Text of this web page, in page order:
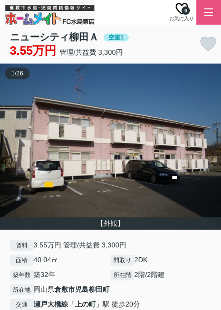
お気に入り
0
ニューシティ柳田Ａ 空室1
3.55万円 管理/共益費 3,300円
【外観】
1/26
賃料 3.55万円 管理/共益費 3,300円
面積 40.04㎡ 間取り 2DK
築年数 築32年 所在階 2階/2階建
所在地 岡山県倉敷市児島柳田町
交通 瀬戸大橋線 「上の町」駅 徒歩20分